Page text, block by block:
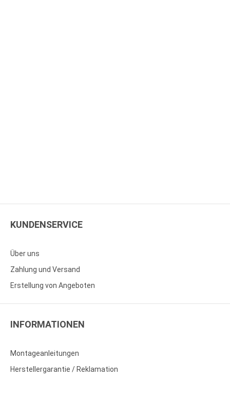
KUNDENSERVICE
Über uns
Zahlung und Versand
Erstellung von Angeboten
INFORMATIONEN
Montageanleitungen
Herstellergarantie / Reklamation